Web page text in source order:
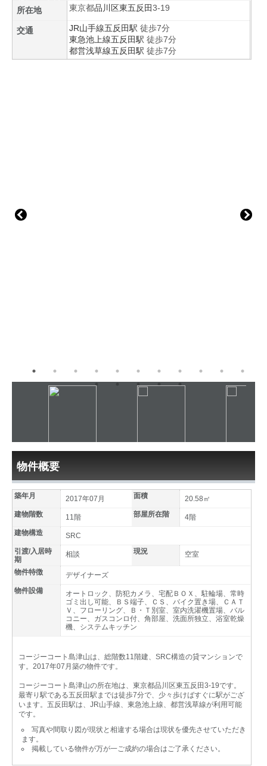
所在地
東京都品川区東五反田3-19
交通 JR山手線五反田駅 徒歩7分
東急池上線五反田駅 徒歩7分
都営浅草線五反田駅 徒歩7分
物件概要
築年月 2017年07月 面積
20.58㎡
建物階数
11階 部屋所在階
4階
建物構造
SRC
引渡/入居時
期
相談 現況 空室
物件特徴
デザイナーズ
物件設備
オートロック、防犯カメラ、宅配ＢＯＸ、駐輪場、常時
ゴミ出し可能、ＢＳ端子、ＣＳ、バイク置き場、ＣＡＴ
Ｖ、フローリング、Ｂ・Ｔ別室、室内洗濯機置場、バル
コニー、ガスコンロ付、角部屋、洗面所独立、浴室乾燥
機、システムキッチン
コージーコート島津山は、総階数11階建、SRC構造の貸マンションで
す。2017年07月築の物件です。
コージーコート島津山の所在地は、東京都品川区東五反田3-19です。
最寄り駅である五反田駅までは徒歩7分で、少々歩けばすぐに駅がござ
います。五反田駅は、JR山手線、東急池上線、都営浅草線が利用可能
です。
写真や間取り図が現状と相違する場合は現状を優先させていただき
ます。
掲載している物件が万が一ご成約の場合はご了承ください。